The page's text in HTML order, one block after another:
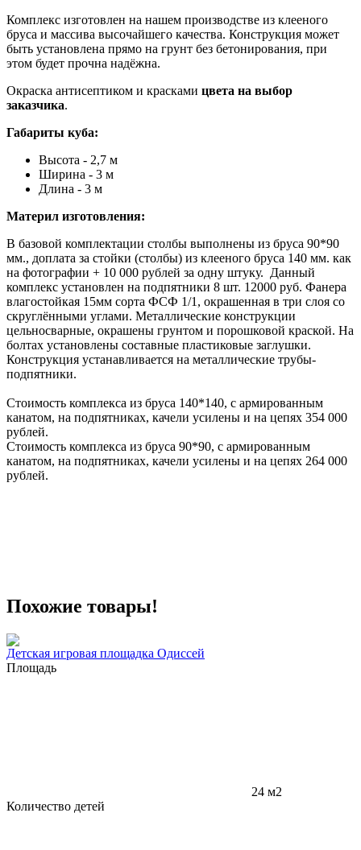
Комплекс изготовлен на нашем производстве из клееного
бруса и массива высочайшего качества. Конструкция может
быть установлена прямо на грунт без бетонирования, при
этом будет прочна надёжна.
Окраска антисептиком и красками цвета на выбор
заказчика.
Габариты куба:
Высота - 2,7 м
Ширина - 3 м
Длина - 3 м
Материл изготовления:
В базовой комплектации столбы выполнены из бруса 90*90
мм., доплата за стойки (столбы) из клееного бруса 140 мм. как
на фотографии + 10 000 рублей за одну штуку. Данный
комплекс установлен на подпятники 8 шт. 12000 руб. Фанера
влагостойкая 15мм сорта ФСФ 1/1, окрашенная в три слоя со
скруглёнными углами. Металлические конструкции
цельносварные, окрашены грунтом и порошковой краской. На
болтах установлены составные пластиковые заглушки.
Конструкция устанавливается на металлические трубы-
подпятники.
Стоимость комплекса из бруса 140*140, с армированным
канатом, на подпятниках, качели усилены и на цепях 354 000
рублей.
Стоимость комплекса из бруса 90*90, с армированным
канатом, на подпятниках, качели усилены и на цепях 264 000
рублей.
Похожие товары!
Детская игровая площадка Одиссей
Площадь
24 м2
Количество детей